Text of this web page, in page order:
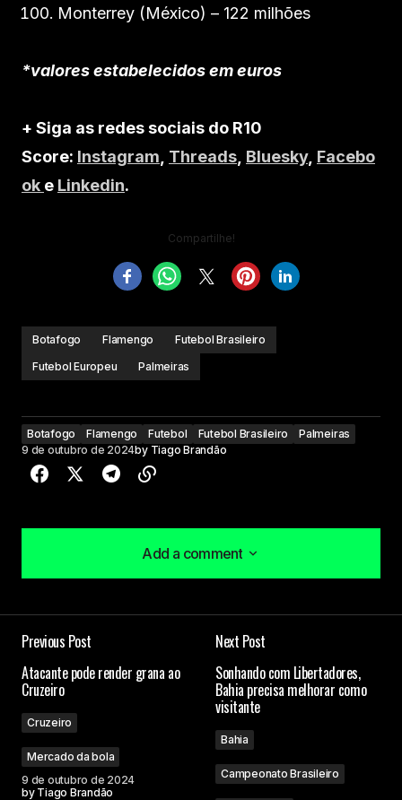
Monterrey (México) – 122 milhões
*valores estabelecidos em euros
+ Siga as redes sociais do R10
Score: Instagram Threads Bluesky, Facebo
ok e Linkedin.
Compartilhe!
Botafogo Flamengo
Futebol Brasileiro
Futebol Europeu
Palmeiras
Botafogo Flamengo Futebol Futebol Brasileiro
Palmeiras
9 de outubro de 2024by Tiago Brandão
Add a comment
Add a comment
Campos obrigatórios são marcados com*
Comment
Previous Post
Atacante pode render grana ao
Cruzeiro
Cruzeiro
Mercado da bola
9 de outubro de 2024
by Tiago Brandão
Next Post
Sonhando com Libertadores,
Bahia precisa melhorar como
visitante
Bahia
Campeonato Brasileiro